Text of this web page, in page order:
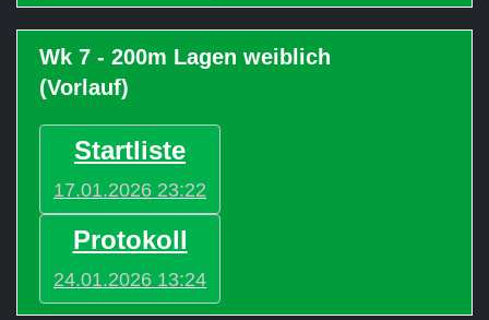
Wk 7 - 200m Lagen weiblich
(Vorlauf)
Startliste
17.01.2026 23:22
Protokoll
24.01.2026 13:24